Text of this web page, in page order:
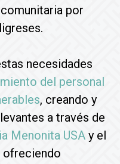
por
necesidades
del personal
, creando y
a través de
Menonita USA y el
ofreciendo